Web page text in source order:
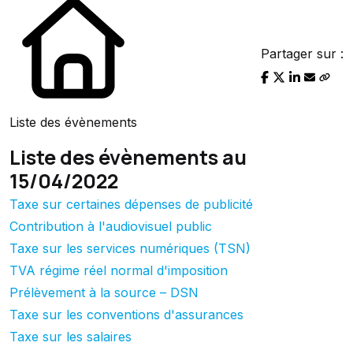
Liste des évènements
Partager sur :
Liste des évènements au
15/04/2022
Taxe sur certaines dépenses de publicité
Contribution à l'audiovisuel public
Taxe sur les services numériques (TSN)
TVA régime réel normal d'imposition
Prélèvement à la source – DSN
Taxe sur les conventions d'assurances
Taxe sur les salaires